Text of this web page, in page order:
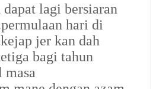
lagi bersiaran
hari di
jer kan dah
bagi tahun
masa